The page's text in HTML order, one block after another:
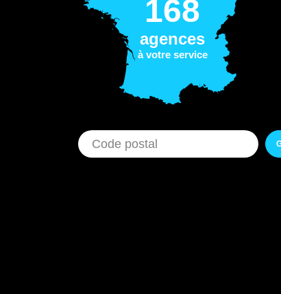
168
agences
à votre service